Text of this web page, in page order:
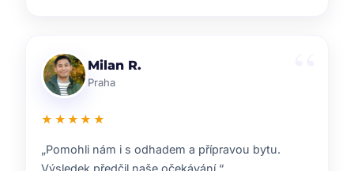
Ondřej S.
Liberec
★★★★★
„ZOO reality nám pomohli s prodejem domu i s
navazujícím hledáním nového bydlení.“